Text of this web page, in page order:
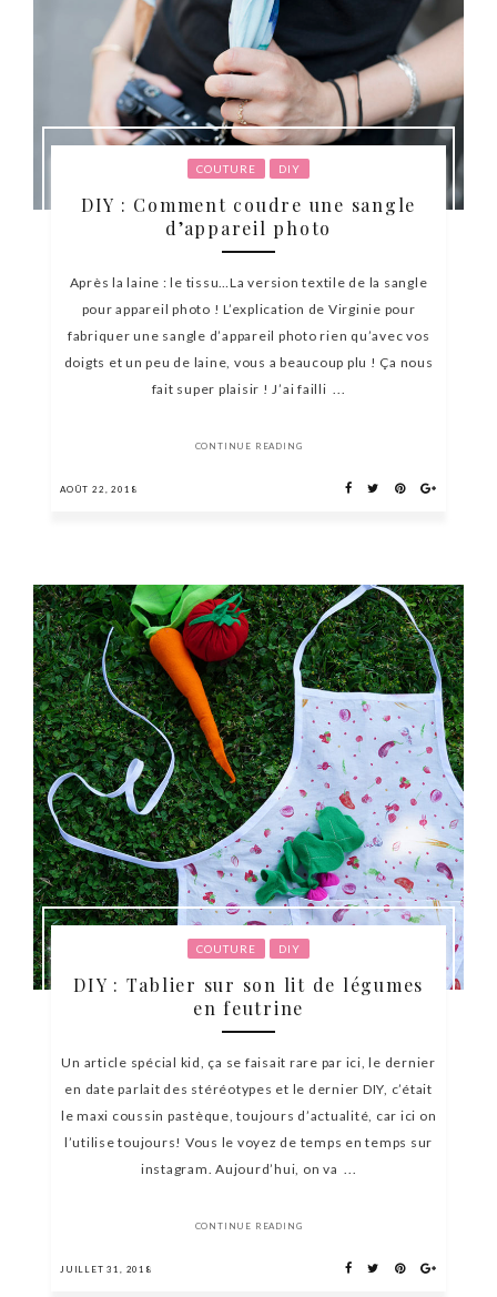
COUTURE DIY
DIY : Comment coudre une sangle
d’appareil photo
Après la laine : le tissu…La version textile de la sangle
pour appareil photo ! L’explication de Virginie pour
fabriquer une sangle d’appareil photo rien qu’avec vos
doigts et un peu de laine, vous a beaucoup plu ! Ça nous
fait super plaisir ! J’ai failli ...
CONTINUE READING
AOÛT 22, 2018
COUTURE DIY
DIY : Tablier sur son lit de légumes
en feutrine
Un article spécial kid, ça se faisait rare par ici, le dernier
en date parlait des stéréotypes et le dernier DIY, c’était
le maxi coussin pastèque, toujours d’actualité, car ici on
l’utilise toujours! Vous le voyez de temps en temps sur
instagram. Aujourd’hui, on va ...
CONTINUE READING
JUILLET 31, 2018